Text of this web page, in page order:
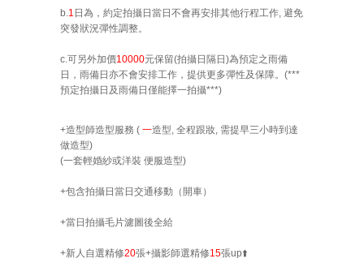
b.1 日為，約定拍攝日當日不會再安排其他行程工作, 避免
突發狀況彈性調整。
c.可另外加價10000元保留(拍攝日隔日)為預定之雨備
日，雨備日亦不會安排工作，提供更多彈性及保障。(***
預定拍攝日及雨備日僅能擇一拍攝***)
+造型師造型服務 ( 一造型, 全程跟妝, 需提早三小時到達
做造型)
(一套輕婚紗或洋裝 便服造型)
+包含拍攝日 當日 交通移動（ 開車）
+當日拍攝毛片濾圖後全給
+新人自選精修20張+攝影師選精修15張up⬆️